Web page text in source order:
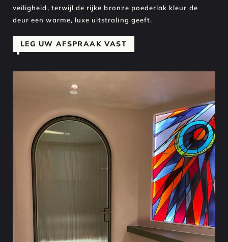
veiligheid, terwijl de rijke bronze poederlak kleur de
deur een warme, luxe uitstraling geeft.
LEG UW AFSPRAAK VAST